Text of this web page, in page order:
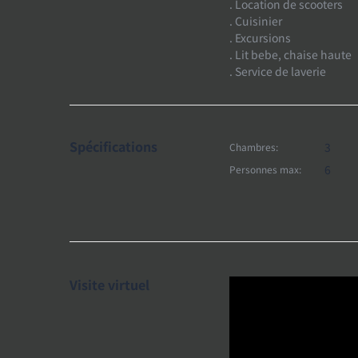
. Location de scooters
. Cuisinier
. Excursions
. Lit bebe, chaise haute
. Service de laverie
Spécifications Chambres: 3
Personnes max: 6
Visite virtuel